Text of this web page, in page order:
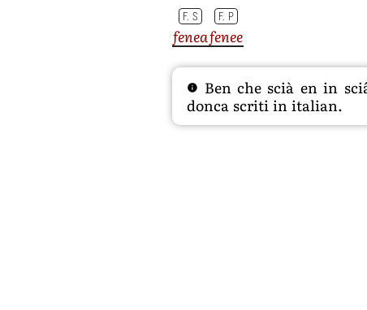
F. S F. P
feneafenee
Ben che scià en in
donca scriti in italian.